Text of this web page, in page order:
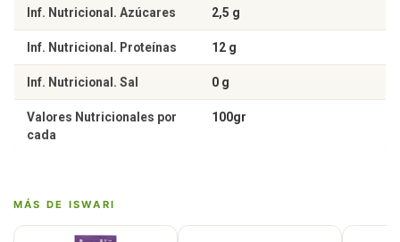
Inf. Nutricional. Azúcares 2,5 g
Inf. Nutricional. Proteínas 12 g
Inf. Nutricional. Sal 0 g
Valores Nutricionales por
cada
100gr
MÁS DE ISWARI